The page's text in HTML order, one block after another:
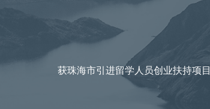
获珠海市引进留学人员创业扶持项目